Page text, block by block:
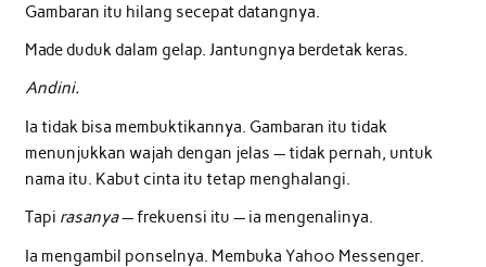
Gambaran itu hilang secepat datangnya.
Made duduk dalam gelap. Jantungnya berdetak keras.
Andini.
Ia tidak bisa membuktikannya. Gambaran itu tidak
menunjukkan wajah dengan jelas — tidak pernah, untuk
nama itu. Kabut cinta itu tetap menghalangi.
Tapi rasanya— frekuensi itu — ia mengenalinya.
Ia mengambil ponselnya. Membuka Yahoo Messenger.